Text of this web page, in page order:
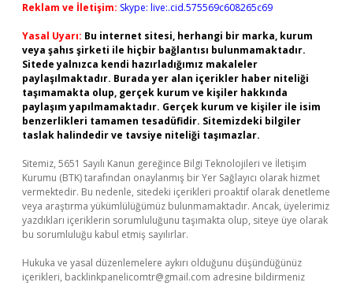
Reklam ve İletişim: Skype: live:.cid.575569c608265c69
Yasal Uyarı: Bu internet sitesi, herhangi bir marka, kurum
veya şahıs şirketi ile hiçbir bağlantısı bulunmamaktadır.
Sitede yalnızca kendi hazırladığımız makaleler
paylaşılmaktadır. Burada yer alan içerikler haber niteliği
taşımamakta olup, gerçek kurum ve kişiler hakkında
paylaşım yapılmamaktadır. Gerçek kurum ve kişiler ile isim
benzerlikleri tamamen tesadüfidir. Sitemizdeki bilgiler
taslak halindedir ve tavsiye niteliği taşımazlar.
Sitemiz, 5651 Sayılı Kanun gereğince Bilgi Teknolojileri ve İletişim
Kurumu (BTK) tarafından onaylanmış bir Yer Sağlayıcı olarak hizmet
vermektedir. Bu nedenle, sitedeki içerikleri proaktif olarak denetleme
veya araştırma yükümlülüğümüz bulunmamaktadır. Ancak, üyelerimiz
yazdıkları içeriklerin sorumluluğunu taşımakta olup, siteye üye olarak
bu sorumluluğu kabul etmiş sayılırlar.
Hukuka ve yasal düzenlemelere aykırı olduğunu düşündüğünüz
içerikleri, backlinkpanelicomtr@gmail.com adresine bildirmeniz